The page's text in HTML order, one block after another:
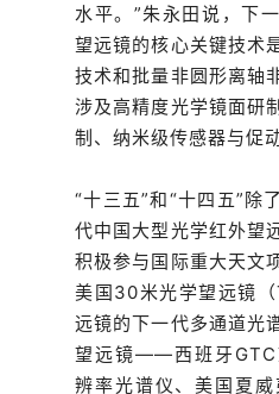
水平。”朱永田说，下
望远镜的核心关键技术
技术和批量非圆形离轴
涉及高精度光学镜面研
制、纳米级传感器与促
“十三五”和“十四五”除
代中国大型光学红外望
积极参与国际重大天文
美国30米光学望远镜
远镜的下一代多通道光
望远镜——西班牙GTC
辨率光谱仪、美国夏